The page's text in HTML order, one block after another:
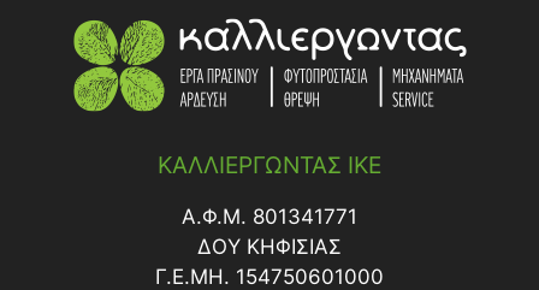
ΚΑΛΛΙΕΡΓΩΝΤΑΣ ΙΚΕ
Α.Φ.Μ. 801341771
ΔΟY ΚΗΦΙΣΙΑΣ
Γ.Ε.ΜΗ. 154750601000